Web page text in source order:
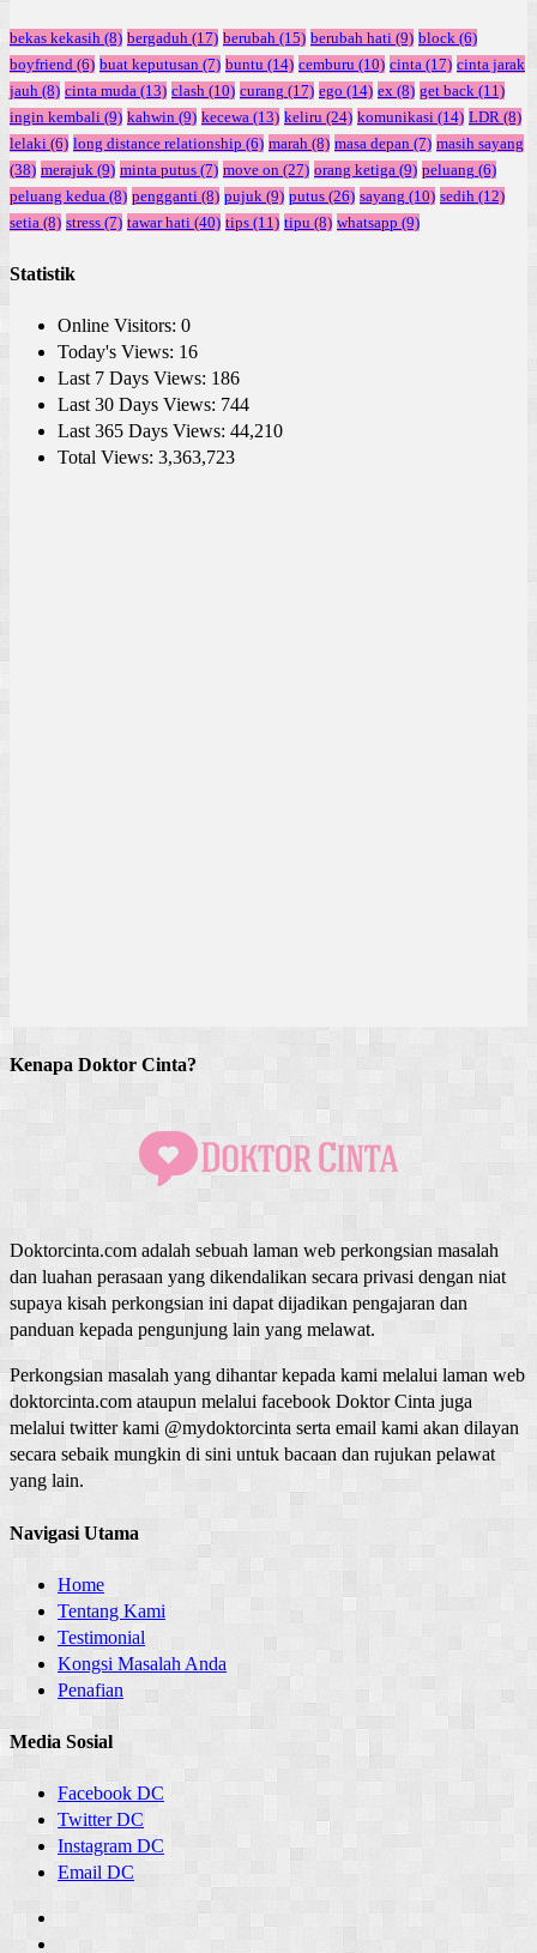
bekas kekasih (8) bergaduh (17) berubah (15) berubah hati (9) block (6)
boyfriend (6) buat keputusan (7) buntu (14) cemburu (10) cinta (17) cinta jarak
jauh (8) cinta muda (13) clash (10) curang (17) ego (14) ex (8) get back (11)
ingin kembali (9) kahwin (9) kecewa (13) keliru (24) komunikasi (14) LDR (8)
lelaki (6) long distance relationship (6) marah (8) masa depan (7) masih sayang
(38) merajuk (9) minta putus (7) move on (27) orang ketiga (9) peluang (6)
peluang kedua (8) pengganti (8) pujuk (9) putus (26) sayang (10) sedih (12)
setia (8) stress (7) tawar hati (40) tips (11) tipu (8) whatsapp (9)
Statistik
Online Visitors: 0
Today's Views: 16
Last 7 Days Views: 186
Last 30 Days Views: 744
Last 365 Days Views: 44,210
Total Views: 3,363,723
Kenapa Doktor Cinta?
Doktorcinta.com adalah sebuah laman web perkongsian masalah
dan luahan perasaan yang dikendalikan secara privasi dengan niat
supaya kisah perkongsian ini dapat dijadikan pengajaran dan
panduan kepada pengunjung lain yang melawat.
Perkongsian masalah yang dihantar kepada kami melalui laman web
doktorcinta.com ataupun melalui facebook Doktor Cinta juga
melalui twitter kami @mydoktorcinta serta email kami akan dilayan
secara sebaik mungkin di sini untuk bacaan dan rujukan pelawat
yang lain.
Navigasi Utama
Home
Tentang Kami
Testimonial
Kongsi Masalah Anda
Penafian
Media Sosial
Facebook DC
Twitter DC
Instagram DC
Email DC